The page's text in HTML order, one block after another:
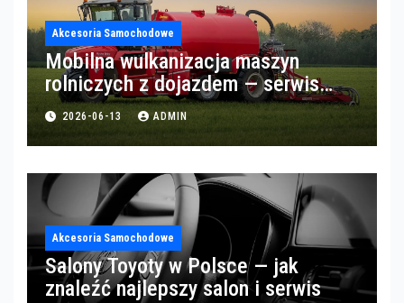
Akcesoria Samochodowe
Mobilna wulkanizacja maszyn
rolniczych z dojazdem — serwis
opon w okolicach Gorzowa
2026-06-13 ADMIN
Akcesoria Samochodowe
Salony Toyoty w Polsce — jak
znaleźć najlepszy salon i serwis